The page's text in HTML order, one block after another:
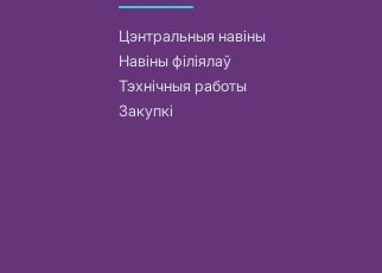
Цэнтральныя навіны
Навіны філіялаў
Тэхнічныя работы
Закупкі